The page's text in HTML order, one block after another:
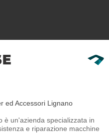
ed Accessori Lignano
è un'azienda specializzata in
e riparazione macchine